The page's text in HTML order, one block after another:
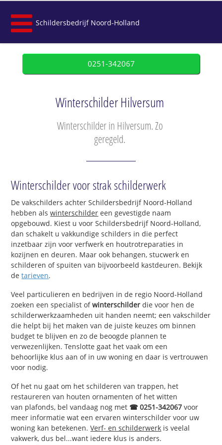
Schildersbedrijf Noord-Holland
0251-342067
Winterschilder Hilversum
Winterschilder in Hilversum. Zo
geregeld.
Winterschilder voor strak schilderwerk
De vakschilders achter Schildersbedrijf Noord-Holland
hebben alswinterschilder een gevestigde naam
opgebouwd. Kiest u voor Schildersbedrijf Noord-Holland,
dan schakelt u vakkundige schilders in die perfect
inzetbaar zijn voor verfwerk en houtrotreparaties in
kozijnen en deuren. Maar ook behangen, stucwerk en
schilderen of spuiten van bijvoorbeeld kastdeuren. Bekijk
detarieven.
Veel particulieren en bedrijven in de regio Noord-Holland
zoeken een specialist ofwinterschilder die voor hen de
schilderwerkzaamheden uit handen neemt; een vakschilder
die helpt bij het maken van de juiste keuzes om binnen
budget te blijven en zo de beoogde plannen te
verwezenlijken. Tenslotte gaat het vaak om een
behoorlijke klus aan of in uw woning en daar is vertrouwen
voor nodig.
Of het nu gaat om het schilderen van trappen, het
restaureren van houten ornamenten of het witten
van plafonds, bel vandaag nog met ☎ 0251-342067 voor
meer informatie wat een ervaren winterschilder voor uw
woning kan betekenen.Verf- en schilderwerk is veelal
vakwerk, dus bel...want iedere klus is anders.